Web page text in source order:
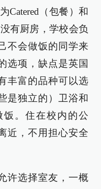
Catered（包餐）和
有厨房，学校会负
不会做饭的同学来
选项，缺点是英国
丰富的品种可以选
是独立的）卫浴和
。住在校内的公
近，不用担心安全
许选择室友，一概